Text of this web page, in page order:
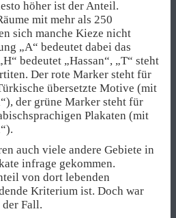
höher ist der Anteil.
mit mehr als 250
sich manche Kieze nicht
„A“ bedeutet dabei das
bedeutet „Hassan“, „T“ steht
Der rote Marker steht für
übersetzte Motive (mit
der grüne Marker steht für
Plakaten (mit
auch viele andere Gebiete in
infrage gekommen.
von dort lebenden
Kriterium ist. Doch war
Fall.